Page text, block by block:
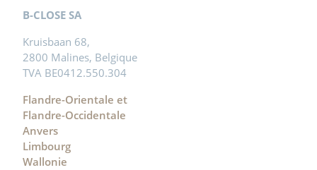
B-CLOSE SA
Kruisbaan 68,
2800 Malines, Belgique
TVA BE0412.550.304
Flandre-Orientale et
Flandre-Occidentale
Anvers
Limbourg
Wallonie